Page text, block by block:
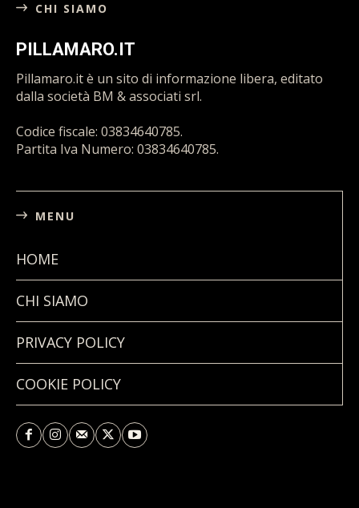
CHI SIAMO
PILLAMARO.IT
Pillamaro.it è un sito di informazione libera, editato
dalla società BM & associati srl.
Codice fiscale: 03834640785.
Partita Iva Numero: 03834640785.
MENU
HOME
CHI SIAMO
PRIVACY POLICY
COOKIE POLICY